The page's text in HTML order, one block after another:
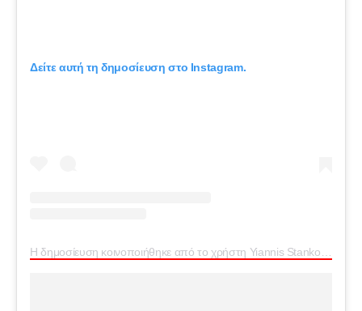
Δείτε αυτή τη δημοσίευση στο Instagram.